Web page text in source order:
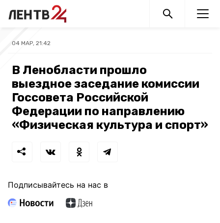
04 МАР, 21:42
В Ленобласти прошло
выездное заседание комиссии
Госсовета Российской
Федерации по направлению
«Физическая культура и спорт»
Подписывайтесь на нас в